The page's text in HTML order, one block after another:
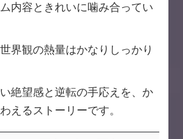
内容ときれいに噛み合ってい
界観の熱量はかなりしっかり
絶望感と逆転の手応えを、か
えるストーリーです。